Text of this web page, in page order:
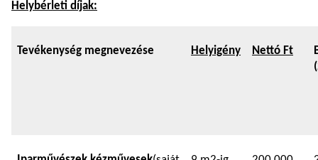
Helybérleti díjak:
Tevékenység megnevezése Helyigény Nettó Ft